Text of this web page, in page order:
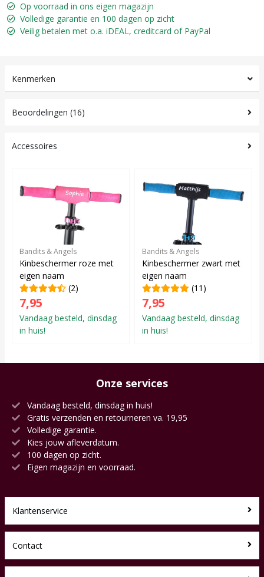
Op voorraad in ons eigen magazijn
Volledige garantie en 100 dagen op zicht
Veilig betalen met o.a. iDEAL, creditcard of PayPal
Kenmerken
Beoordelingen (16)
Accessoires
Bandits & Angels
Kinbeschermer roze met
eigen naam
(2)
7,95
Vandaag besteld, dinsdag
in huis!
Bandits & Angels
Kinbeschermer zwart met
eigen naam
(11)
7,95
Vandaag besteld, dinsdag
in huis!
Onze services
Vandaag besteld, dinsdag in huis!
Gratis verzenden en retourneren va. 19,95
Volledige garantie.
Kies jouw afleverdatum.
100 dagen op zicht.
Eigen magazijn en voorraad.
Klantenservice
Contact